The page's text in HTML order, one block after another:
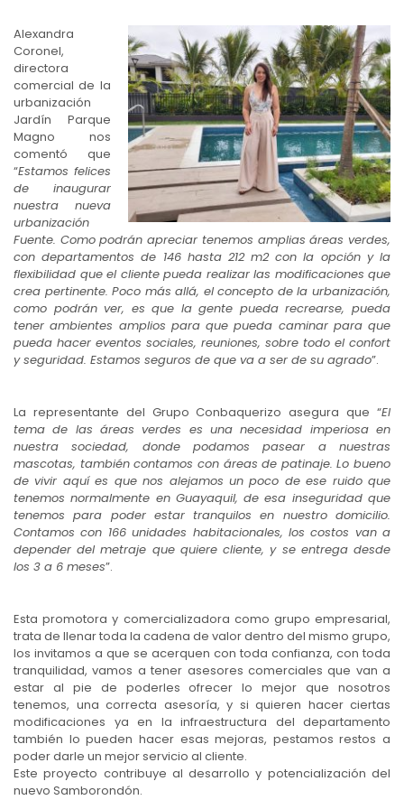
Alexandra
Coronel,
directora
comercial de la
urbanización
Jardín Parque
Magno nos
comentó que
“Estamos felices
de inaugurar
nuestra nueva
urbanización
Fuente. Como podrán apreciar tenemos amplias áreas verdes,
con departamentos de 146 hasta 212 m2 con la opción y la
flexibilidad que el cliente pueda realizar las modificaciones que
crea pertinente. Poco más allá, el concepto de la urbanización,
como podrán ver, es que la gente pueda recrearse, pueda
tener ambientes amplios para que pueda caminar para que
pueda hacer eventos sociales, reuniones, sobre todo el confort
y seguridad. Estamos seguros de que va a ser de su agrado”.
La representante del Grupo Conbaquerizo asegura que “El
tema de las áreas verdes es una necesidad imperiosa en
nuestra sociedad, donde podamos pasear a nuestras
mascotas, también contamos con áreas de patinaje. Lo bueno
de vivir aquí es que nos alejamos un poco de ese ruido que
tenemos normalmente en Guayaquil, de esa inseguridad que
tenemos para poder estar tranquilos en nuestro domicilio.
Contamos con 166 unidades habitacionales, los costos van a
depender del metraje que quiere cliente, y se entrega desde
los 3 a 6 meses”.
Esta promotora y comercializadora como grupo empresarial,
trata de llenar toda la cadena de valor dentro del mismo grupo,
los invitamos a que se acerquen con toda confianza, con toda
tranquilidad, vamos a tener asesores comerciales que van a
estar al pie de poderles ofrecer lo mejor que nosotros
tenemos, una correcta asesoría, y si quieren hacer ciertas
modificaciones ya en la infraestructura del departamento
también lo pueden hacer esas mejoras, pestamos restos a
poder darle un mejor servicio al cliente.
Este proyecto contribuye al desarrollo y potencialización del
nuevo Samborondón.